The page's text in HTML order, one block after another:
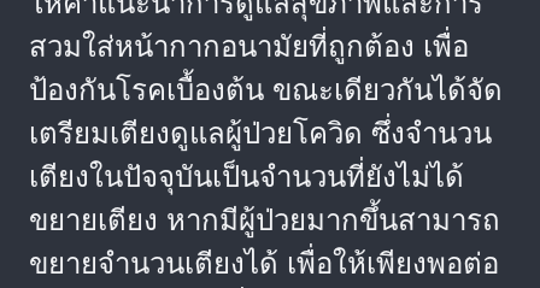
สวมใส่หน้ากากอนามัยที่ถูกต้อง เพื่อ
ป้องกันโรคเบื้องต้น ขณะเดียวกันได้จัด
เตรียมเตียงดูแลผู้ป่วยโควิด ซึ่งจำนวน
เตียงในปัจจุบันเป็นจำนวนที่ยังไม่ได้
ขยายเตียง หากมีผู้ป่วยมากขึ้นสามารถ
ขยายจำนวนเตียงได้ เพื่อให้เพียงพอต่อ